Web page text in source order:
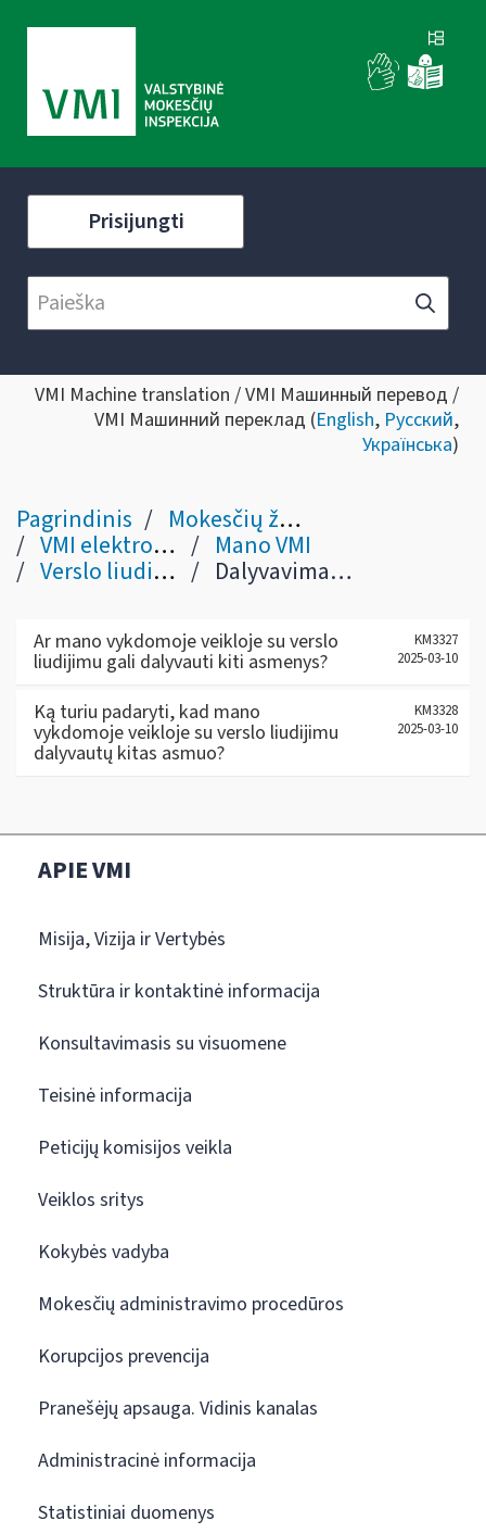
Prisijungti
VMI Machine translation / VMI Машинный перевод /
VMI Машинний переклад (English, Русский,
Українська)
Pagrindinis Mokesčių žinynas
VMI elektroninės sistemos Mano VMI
Verslo liudijimai Dalyvavimas kito asmens verslo liudijime
Ar mano vykdomoje veikloje su verslo
liudijimu gali dalyvauti kiti asmenys?
KM3327
2025-03-10
Ką turiu padaryti, kad mano
vykdomoje veikloje su verslo liudijimu
dalyvautų kitas asmuo?
KM3328
2025-03-10
APIE VMI
Misija, Vizija ir Vertybės
Struktūra ir kontaktinė informacija
Konsultavimasis su visuomene
Teisinė informacija
Peticijų komisijos veikla
Veiklos sritys
Kokybės vadyba
Mokesčių administravimo procedūros
Korupcijos prevencija
Pranešėjų apsauga. Vidinis kanalas
Administracinė informacija
Statistiniai duomenys